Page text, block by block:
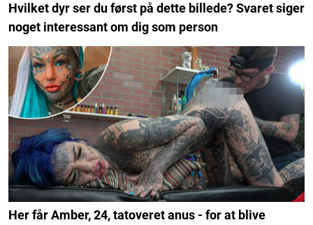
Hvilket dyr ser du først på dette billede? Svaret siger
noget interessant om dig som person
Her får Amber, 24, tatoveret anus - for at blive